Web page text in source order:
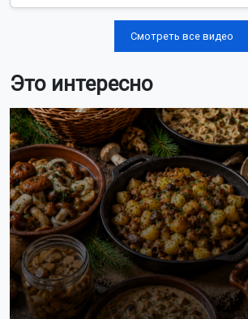
Смотреть все видео
Это интересно